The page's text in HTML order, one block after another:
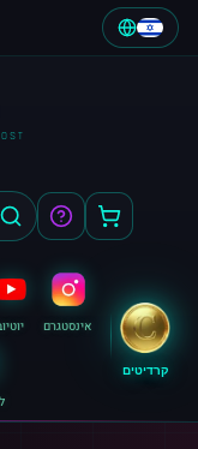
קרדיטים
אינסטגרם